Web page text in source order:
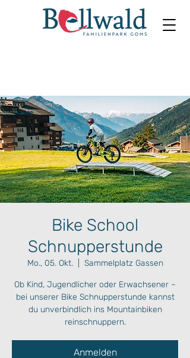
Bike School
Schnupperstunde
Mo., 05. Okt.
  |
Sammelplatz Gassen
Ob Kind, Jugendlicher oder Erwachsener –
bei unserer Bike Schnupperstunde kannst
du unverbindlich ins Mountainbiken
reinschnuppern.
Anmelden